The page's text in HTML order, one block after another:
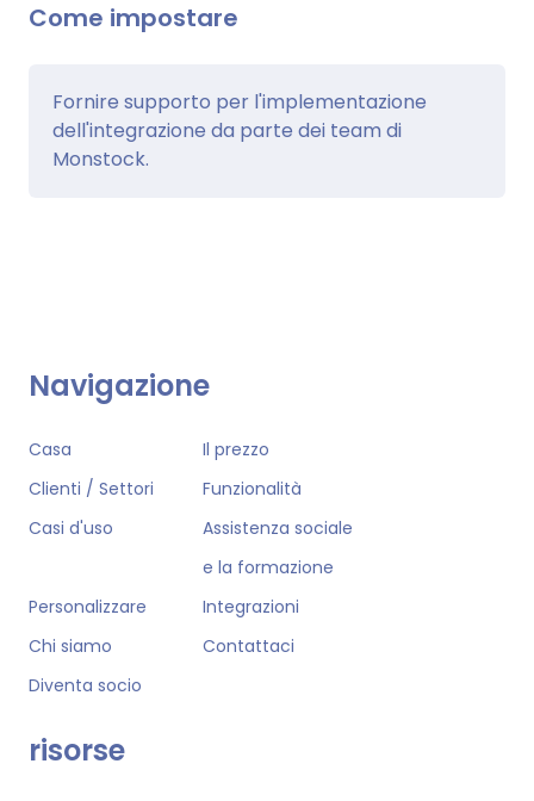
Come impostare
Fornire supporto per l'implementazione
dell'integrazione da parte dei team di
Monstock.
Navigazione
Casa
Il prezzo
Clienti / Settori
Funzionalità
Casi d'uso
Assistenza sociale
e la formazione
Personalizzare
Integrazioni
Chi siamo
Contattaci
Diventa socio
risorse